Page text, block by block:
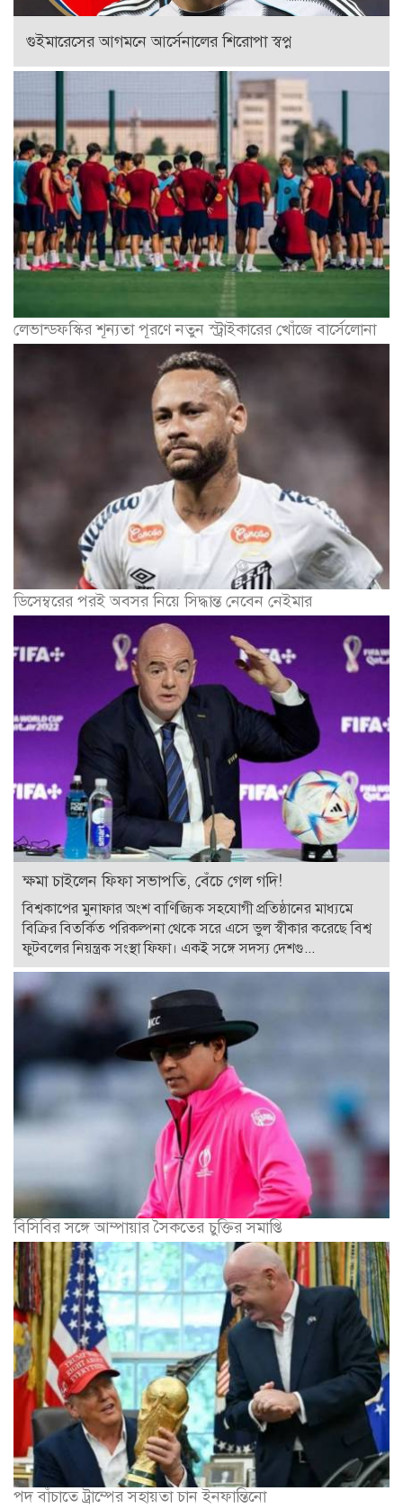
গুইমারেসের আগমনে আর্সেনালের শিরোপা স্বপ্ন
লেভান্ডফস্কির শূন্যতা পূরণে নতুন স্ট্রাইকারের খোঁজে বার্সেলোনা
ডিসেম্বরের পরই অবসর নিয়ে সিদ্ধান্ত নেবেন নেইমার
ক্ষমা চাইলেন ফিফা সভাপতি, বেঁচে গেল গদি!
বিশ্বকাপের মুনাফার অংশ বাণিজ্যিক সহযোগী প্রতিষ্ঠানের মাধ্যমে
বিক্রির বিতর্কিত পরিকল্পনা থেকে সরে এসে ভুল স্বীকার করেছে বিশ্ব
ফুটবলের নিয়ন্ত্রক সংস্থা ফিফা। একই সঙ্গে সদস্য দেশগু...
বিসিবির সঙ্গে আম্পায়ার সৈকতের চুক্তির সমাপ্তি
পদ বাঁচাতে ট্রাম্পের সহায়তা চান ইনফান্তিনো